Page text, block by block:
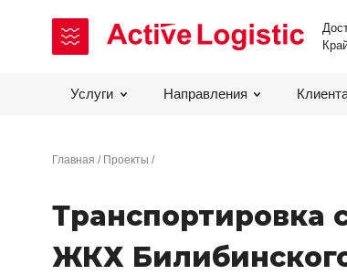
Услуги Направления
Главная Проекты
Транспортировка
ЖКХ